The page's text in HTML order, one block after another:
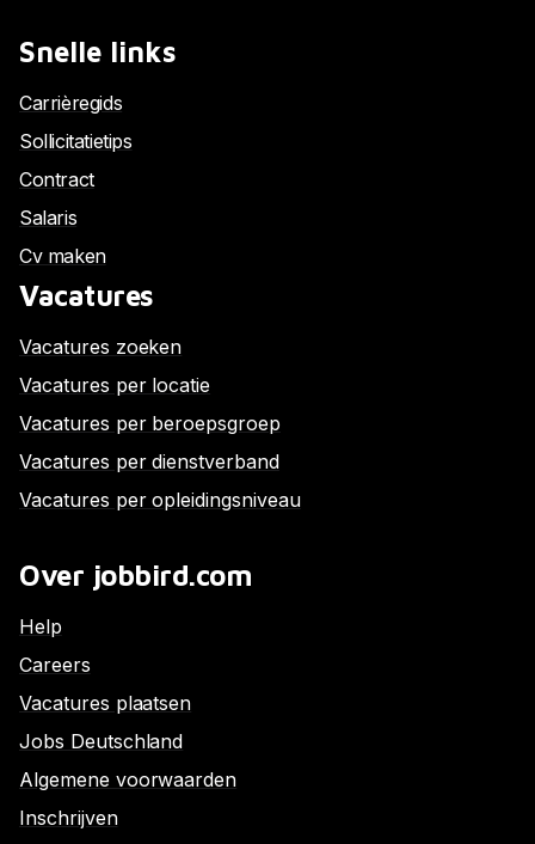
Snelle links
Carrièregids
Sollicitatietips
Contract
Salaris
Cv maken
Vacatures
Vacatures zoeken
Vacatures per locatie
Vacatures per beroepsgroep
Vacatures per dienstverband
Vacatures per opleidingsniveau
Over jobbird.com
Help
Careers
Vacatures plaatsen
Jobs Deutschland
Algemene voorwaarden
Inschrijven